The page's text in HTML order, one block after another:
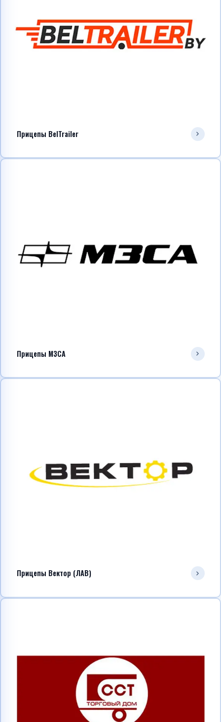
Прицепы BelTrailer
Прицепы МЗСА
Прицепы Вектор (ЛАВ)